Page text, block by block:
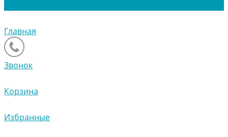
Главная
Звонок
Корзина
Избранные